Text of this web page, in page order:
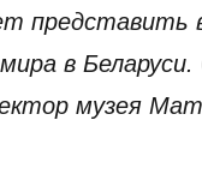
представить
мира в
музея